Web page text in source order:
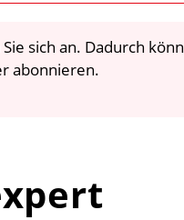
sich an. Dadurch
abonnieren.